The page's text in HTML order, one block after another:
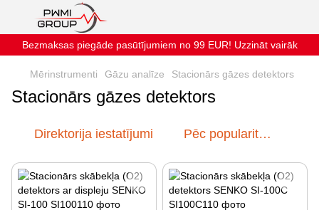
Bezmaksas piegāde pasūtījumiem no 99 EUR! Uzzināt vairāk
Mērinstrumenti Gāzu analīze Stacionārs gāzes detektors
Stacionārs gāzes detektors
Direktorija iestatījumi Pēc popularitātes